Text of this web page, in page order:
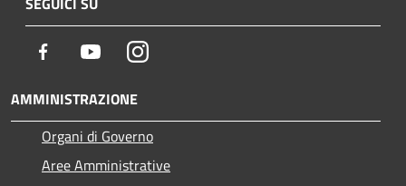
Facebook YoutubeInstagram
AMMINISTRAZIONE
Organi di Governo
Aree Amministrative